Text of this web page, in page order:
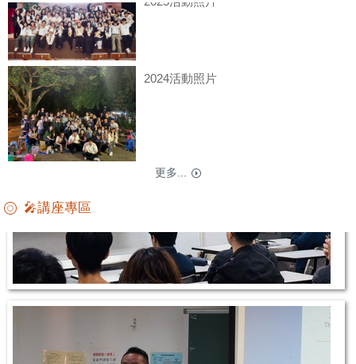
2025活動照片
2024活動照片
2024活動照片
更多...
🎤講座專區